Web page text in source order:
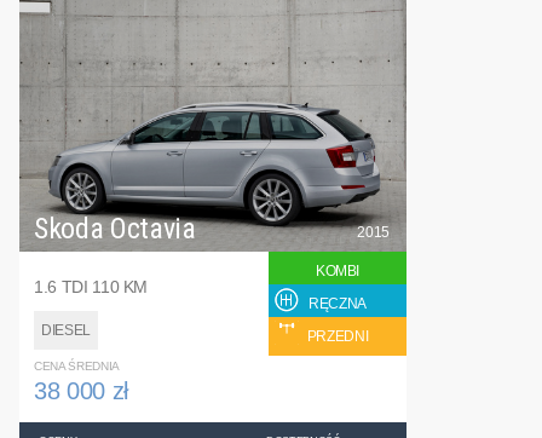
Skoda Octavia
1.6 TDI 110 KM
DIESEL
2015
KOMBI
RĘCZNA
PRZEDNI
CENA ŚREDNIA
38 000 zł